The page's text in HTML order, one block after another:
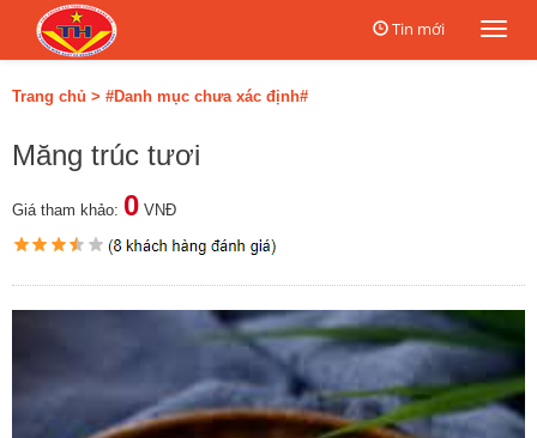
Tin mới
Trang chủ > #Danh mục chưa xác định#
Măng trúc tươi
Giá tham khảo: 0 VNĐ